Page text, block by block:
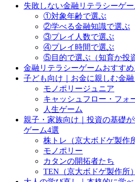
失敗しない金融リテラシーゲ
①対象年齢で選ぶ
②学べる金融知識で選ぶ
③プレイ人数で選ぶ
④プレイ時間で選ぶ
⑤目的で選ぶ（知育か投
金融リテラシーゲームおすす
子ども向け｜お金に親しむ金
モノポリージュニア
キャッシュフロー・フォ
人生ゲーム
親子・家族向け｜投資の基礎
ゲーム4選
株トレ（京大ボドゲ製作
モノポリー
カタンの開拓者たち
TEN（京大ボドゲ製作所）